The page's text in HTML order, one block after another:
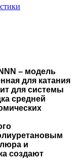
– модель
для катания
для системы
средней
и
создают